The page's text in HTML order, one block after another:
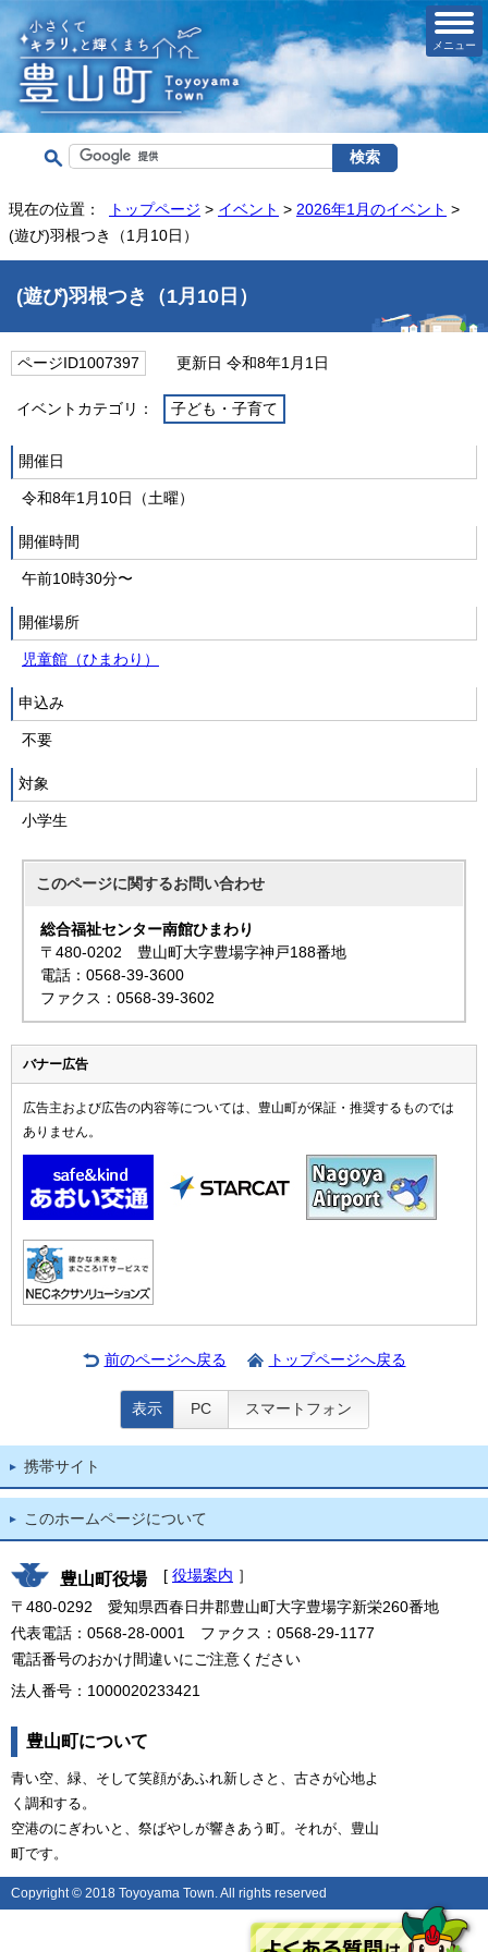
メニュー
現在の位置： トップページ > イベント > 2026年1月のイベント >
(遊び)羽根つき（1月10日）
(遊び)羽根つき（1月10日）
ページID1007397 更新日 令和8年1月1日
イベントカテゴリ： 子ども・子育て
開催日
令和8年1月10日（土曜）
開催時間
午前10時30分〜
開催場所
児童館（ひまわり）
申込み
不要
対象
小学生
このページに関するお問い合わせ
総合福祉センター南館ひまわり
〒480-0202 豊山町大字豊場字神戸188番地
電話：0568-39-3600
ファクス：0568-39-3602
バナー広告
広告主および広告の内容等については、豊山町が保証・推奨するものでは
ありません。
前のページへ戻る トップページへ戻る
表示 PC スマートフォン
携帯サイト
このホームページについて
豊山町役場 [ 役場案内 ］
〒480-0292 愛知県西春日井郡豊山町大字豊場字新栄260番地
代表電話：0568-28-0001 ファクス：0568-29-1177
電話番号のおかけ間違いにご注意ください
法人番号：1000020233421
豊山町について
青い空、緑、そして笑顔があふれ新しさと、古さが心地よ
く調和する。
空港のにぎわいと、祭ばやしが響きあう町。それが、豊山
町です。
Copyright © 2018 Toyoyama Town. All rights reserved